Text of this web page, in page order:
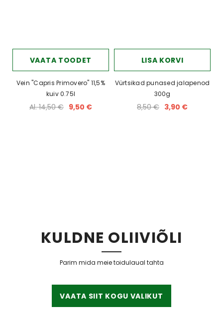
VAATA TOODET
Vein "Capris Primovero" 11,5%
kuiv 0.75l
Al. 14,50 € 9,50 €
LISA KORVI
Vürtsikad punased jalapenod
300g
8,50 € 3,90 €
KULDNE OLIIVIÕLI
Parim mida meie toidulaual tahta
VAATA SIIT KOGU VALIKUT